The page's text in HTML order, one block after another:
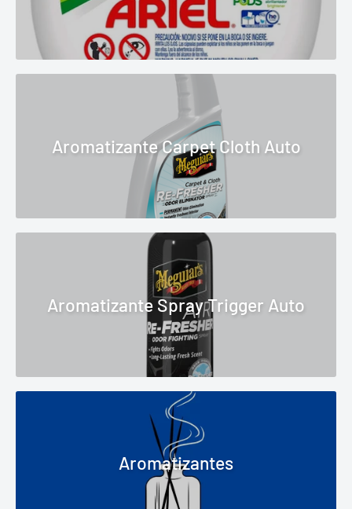
Aromatizante Carpet Cloth Auto
Aromatizante Spray Trigger Auto
Aromatizantes